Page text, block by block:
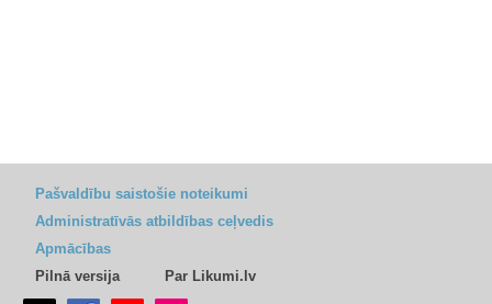
Pašvaldību saistošie noteikumi
Administratīvās atbildības ceļvedis
Apmācības
Pilnā versija
Par Likumi.lv